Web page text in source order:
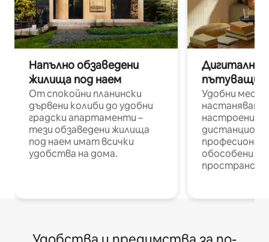
Напълно обзаведени
жилища под наем
От спокойни планински
дървени колиби до удобни
градски апартаменти –
тези обзаведени жилища
под наем имат всички
удобства на дома.
Дигитални
пътуващи
Удобни
настаняване
настроени и
обособени